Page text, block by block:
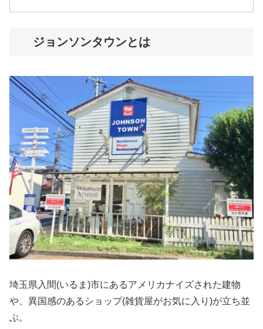
ジョンソンタウンとは
埼玉県入間(いるま)市にあるアメリカナイズされた建物
や、異国感のあるショップ(雑貨屋がお気に入り)が立ち並
ぶ。